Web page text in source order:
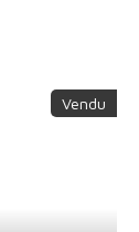
Vendu